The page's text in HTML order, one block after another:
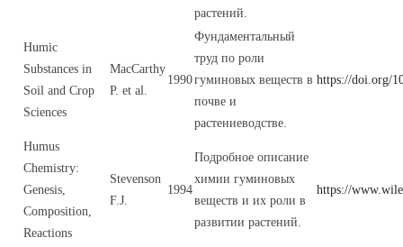
растений.
Humic
Substances in
Soil and Crop
Sciences
MacCarthy
P. et al.
1990
Фундаментальный
труд по роли
гуминовых веществ в
почве и
растениеводстве.
https://doi.org/
Humus
Chemistry:
Genesis,
Composition,
Reactions
Stevenson
F.J.
1994
Подробное описание
химии гуминовых
веществ и их роли в
развитии растений.
https://